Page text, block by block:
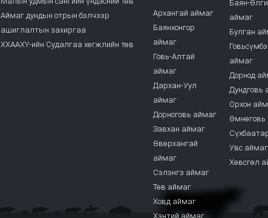
Аймаг дундын отрын бэлчээр
ашиглалтын захиргаа
ХХААХҮ-ийн Судалгаа хөгжлийн төв
Архангай аймаг
Баянхонгор
аймаг
Говь-Алтай
аймаг
Дархан-Уул
аймаг
Дорноговь аймаг
Завхан аймаг
Өвөрхангай
аймаг
Сэлэнгэ аймаг
Төв аймаг
Ховд аймаг
Хэнтий аймаг
Баян-
аймаг
Булган
аймаг
Дорнод
Дундговь
Орхон
Увс аймаг
Хөвсгөл